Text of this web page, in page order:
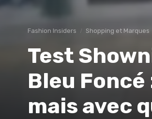
Fashion Insiders Shopping et Marques
Test
Bleu
mais avec